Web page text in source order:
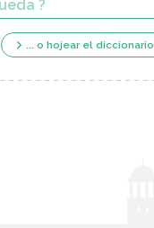
... o hojear el diccionario